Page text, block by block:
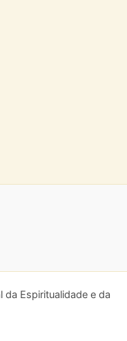
Espiritualidade e da